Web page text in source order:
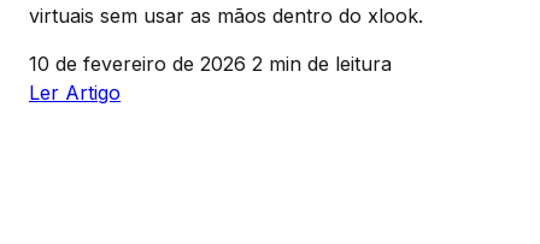
virtuais sem usar as mãos dentro do xlook.
10 de fevereiro de 2026 2 min de leitura
Ler Artigo